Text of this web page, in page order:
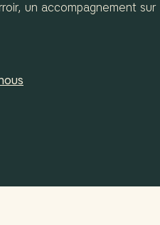
un accompagnement sur